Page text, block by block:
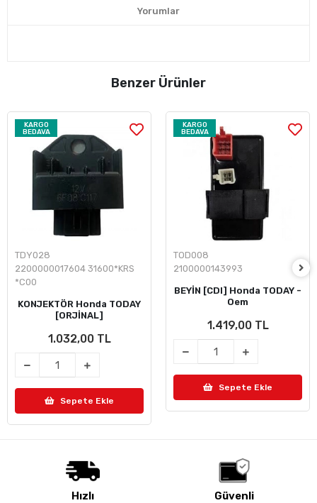
Yorumlar
Benzer Ürünler
KARGO
BEDAVA
TDY028
2200000017604 31600*KRS
*C00
KONJEKTÖR Honda TODAY
[ORJİNAL]
1.032,00 TL
Sepete Ekle
KARGO
BEDAVA
TOD008
2100000143993
BEYİN [CDI] Honda TODAY -
Oem
1.419,00 TL
Sepete Ekle
Hızlı Güvenli